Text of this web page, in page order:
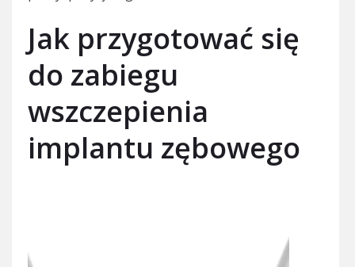
Jak przygotować się
do zabiegu
wszczepienia
implantu zębowego